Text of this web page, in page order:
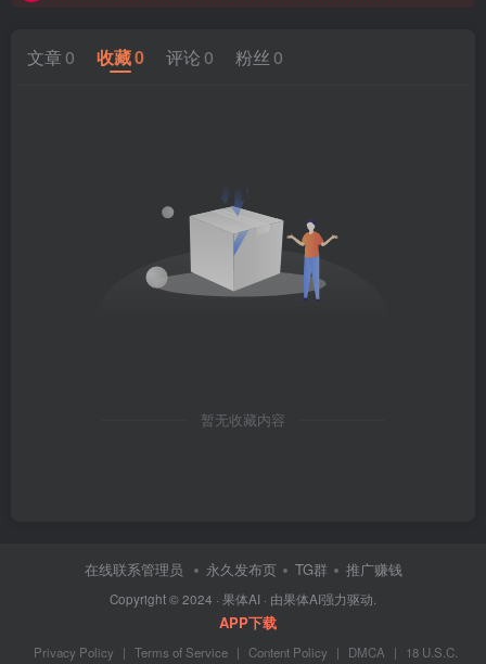
文章 0 收藏0 评论 0 粉丝 0
暂无收藏内容
在线联系管理员 永久发布页 TG群 推广赚钱
Copyright © 2024 · 果体AI · 由果体AI强力驱动.
APP下载
Privacy Policy | Terms of Service | Content Policy | DMCA |
18 U.S.C.